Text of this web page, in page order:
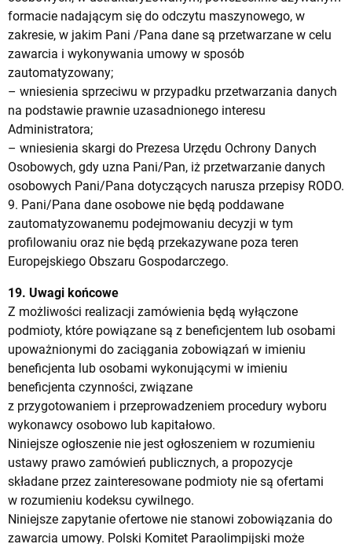
formacie nadającym się do odczytu maszynowego, w
zakresie, w jakim Pani /Pana dane są przetwarzane w celu
zawarcia i wykonywania umowy w sposób
zautomatyzowany;
– wniesienia sprzeciwu w przypadku przetwarzania danych
na podstawie prawnie uzasadnionego interesu
Administratora;
– wniesienia skargi do Prezesa Urzędu Ochrony Danych
Osobowych, gdy uzna Pani/Pan, iż przetwarzanie danych
osobowych Pani/Pana dotyczących narusza przepisy RODO.
9. Pani/Pana dane osobowe nie będą poddawane
zautomatyzowanemu podejmowaniu decyzji w tym
profilowaniu oraz nie będą przekazywane poza teren
Europejskiego Obszaru Gospodarczego.
19. Uwagi końcowe
Z możliwości realizacji zamówienia będą wyłączone
podmioty, które powiązane są z beneficjentem lub osobami
upoważnionymi do zaciągania zobowiązań w imieniu
beneficjenta lub osobami wykonującymi w imieniu
beneficjenta czynności, związane
z przygotowaniem i przeprowadzeniem procedury wyboru
wykonawcy osobowo lub kapitałowo.
Niniejsze ogłoszenie nie jest ogłoszeniem w rozumieniu
ustawy prawo zamówień publicznych, a propozycje
składane przez zainteresowane podmioty nie są ofertami
w rozumieniu kodeksu cywilnego.
Niniejsze zapytanie ofertowe nie stanowi zobowiązania do
zawarcia umowy. Polski Komitet Paraolimpijski może